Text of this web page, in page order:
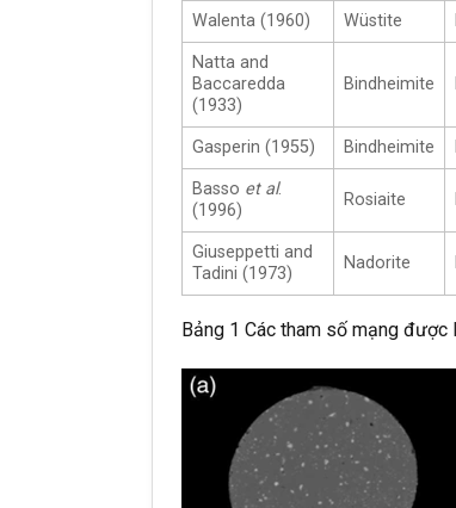
Walenta (1960) Wüstite
Natta and
Baccaredda
(1933)
Bindheimite
Gasperin (1955) Bindheimite
Basso et al.
(1996)
Rosiaite
Giuseppetti and
Tadini (1973)
Nadorite
Bảng 1 Các tham số mạng